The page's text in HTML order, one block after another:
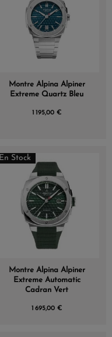
Montre Alpina Alpiner
Extreme Quartz Bleu
1 195,00 €
En Stock
Montre Alpina Alpiner
Extreme Automatic
Cadran Vert
1 695,00 €